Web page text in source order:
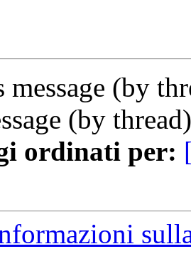
message (by
(by
ordinati per: